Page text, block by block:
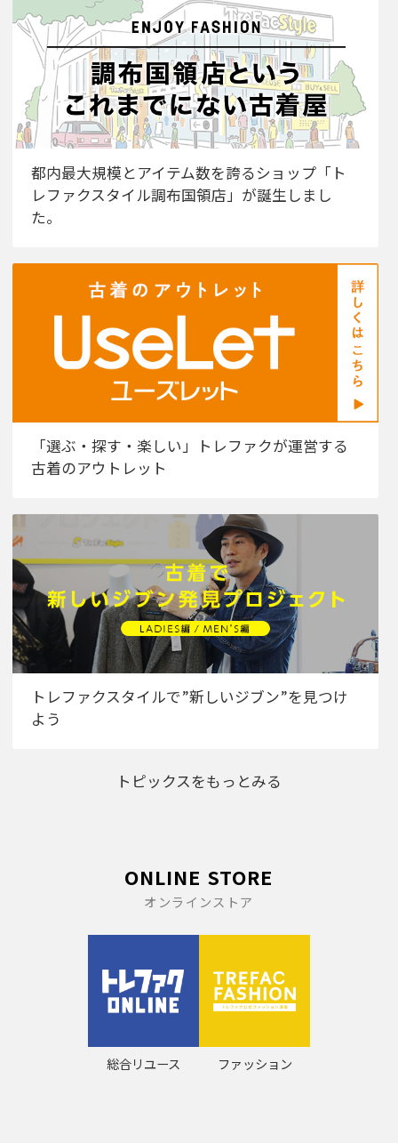
都内最大規模とアイテム数を誇るショップ「ト
レファクスタイル調布国領店」が誕生しまし
た。
「選ぶ・探す・楽しい」トレファクが運営する
古着のアウトレット
トレファクスタイルで”新しいジブン”を見つけ
よう
トピックスをもっとみる
ONLINE STORE
オンラインストア
総合リユース ファッション